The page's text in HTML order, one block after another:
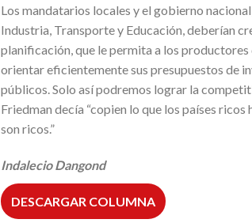
Los mandatarios locales y el gobierno
Industria, Transporte y Educación, deberían
planificación, que le permita a los productores
orientar eficientemente sus presupuestos de
públicos. Solo así podremos lograr la
Friedman decía “copien lo que los países
son ricos.”
Indalecio Dangond
DESCARGAR COLUMNA